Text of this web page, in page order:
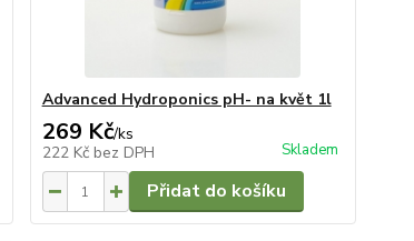
Advanced Hydroponics pH- na květ 1l
269 Kč/ks
222 Kč bez DPH Skladem
Přidat do košíku